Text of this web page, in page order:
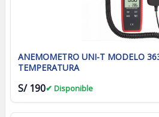
ANEMOMETRO UNI-T MODELO
TEMPERATURA
S/ 190✔ Disponible